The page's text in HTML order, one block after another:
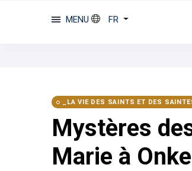
MENU FR
_LA VIE DES SAINTS ET DES
Mystères
Marie à